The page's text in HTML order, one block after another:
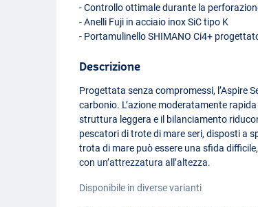
- Controllo ottimale durante la
- Anelli Fuji in acciaio inox SiC tipo K
- PortamulinelloSHIMANO Ci4+
Descrizione
Progettata senza compromessi, l’Aspire
carbonio. L’azione moderatamente
struttura leggera e il bilanciamento
pescatori di trote di mare seri, disposti a
trota di mare può essere una sfida
con un’attrezzatura all’altezza.
Disponibile in diverse varianti